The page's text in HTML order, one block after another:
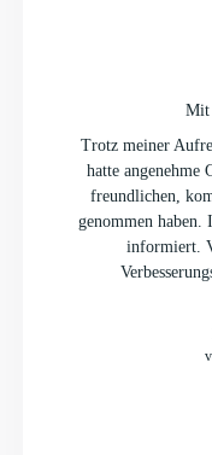
Mit
Trotz meiner
hatte angenehme
freundlichen,
genommen
informiert.